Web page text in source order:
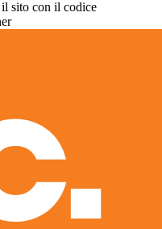
sito con il codice